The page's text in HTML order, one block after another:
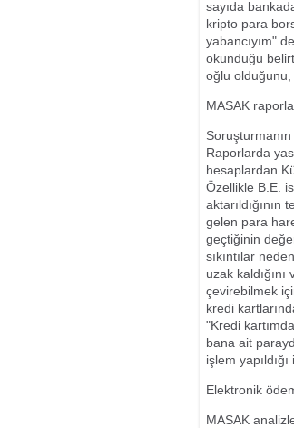
sayıda
kripto para
yabancıyım"
okunduğu
oğlu olduğunu,
MASAK
Raporlarda
hesaplardan
Özellikle B.E.
gelen para
geçtiğinin
sıkıntılar
uzak
çevirebilmek
kredi
"Kredi
bana ait
işlem
Elektronik
MASAK